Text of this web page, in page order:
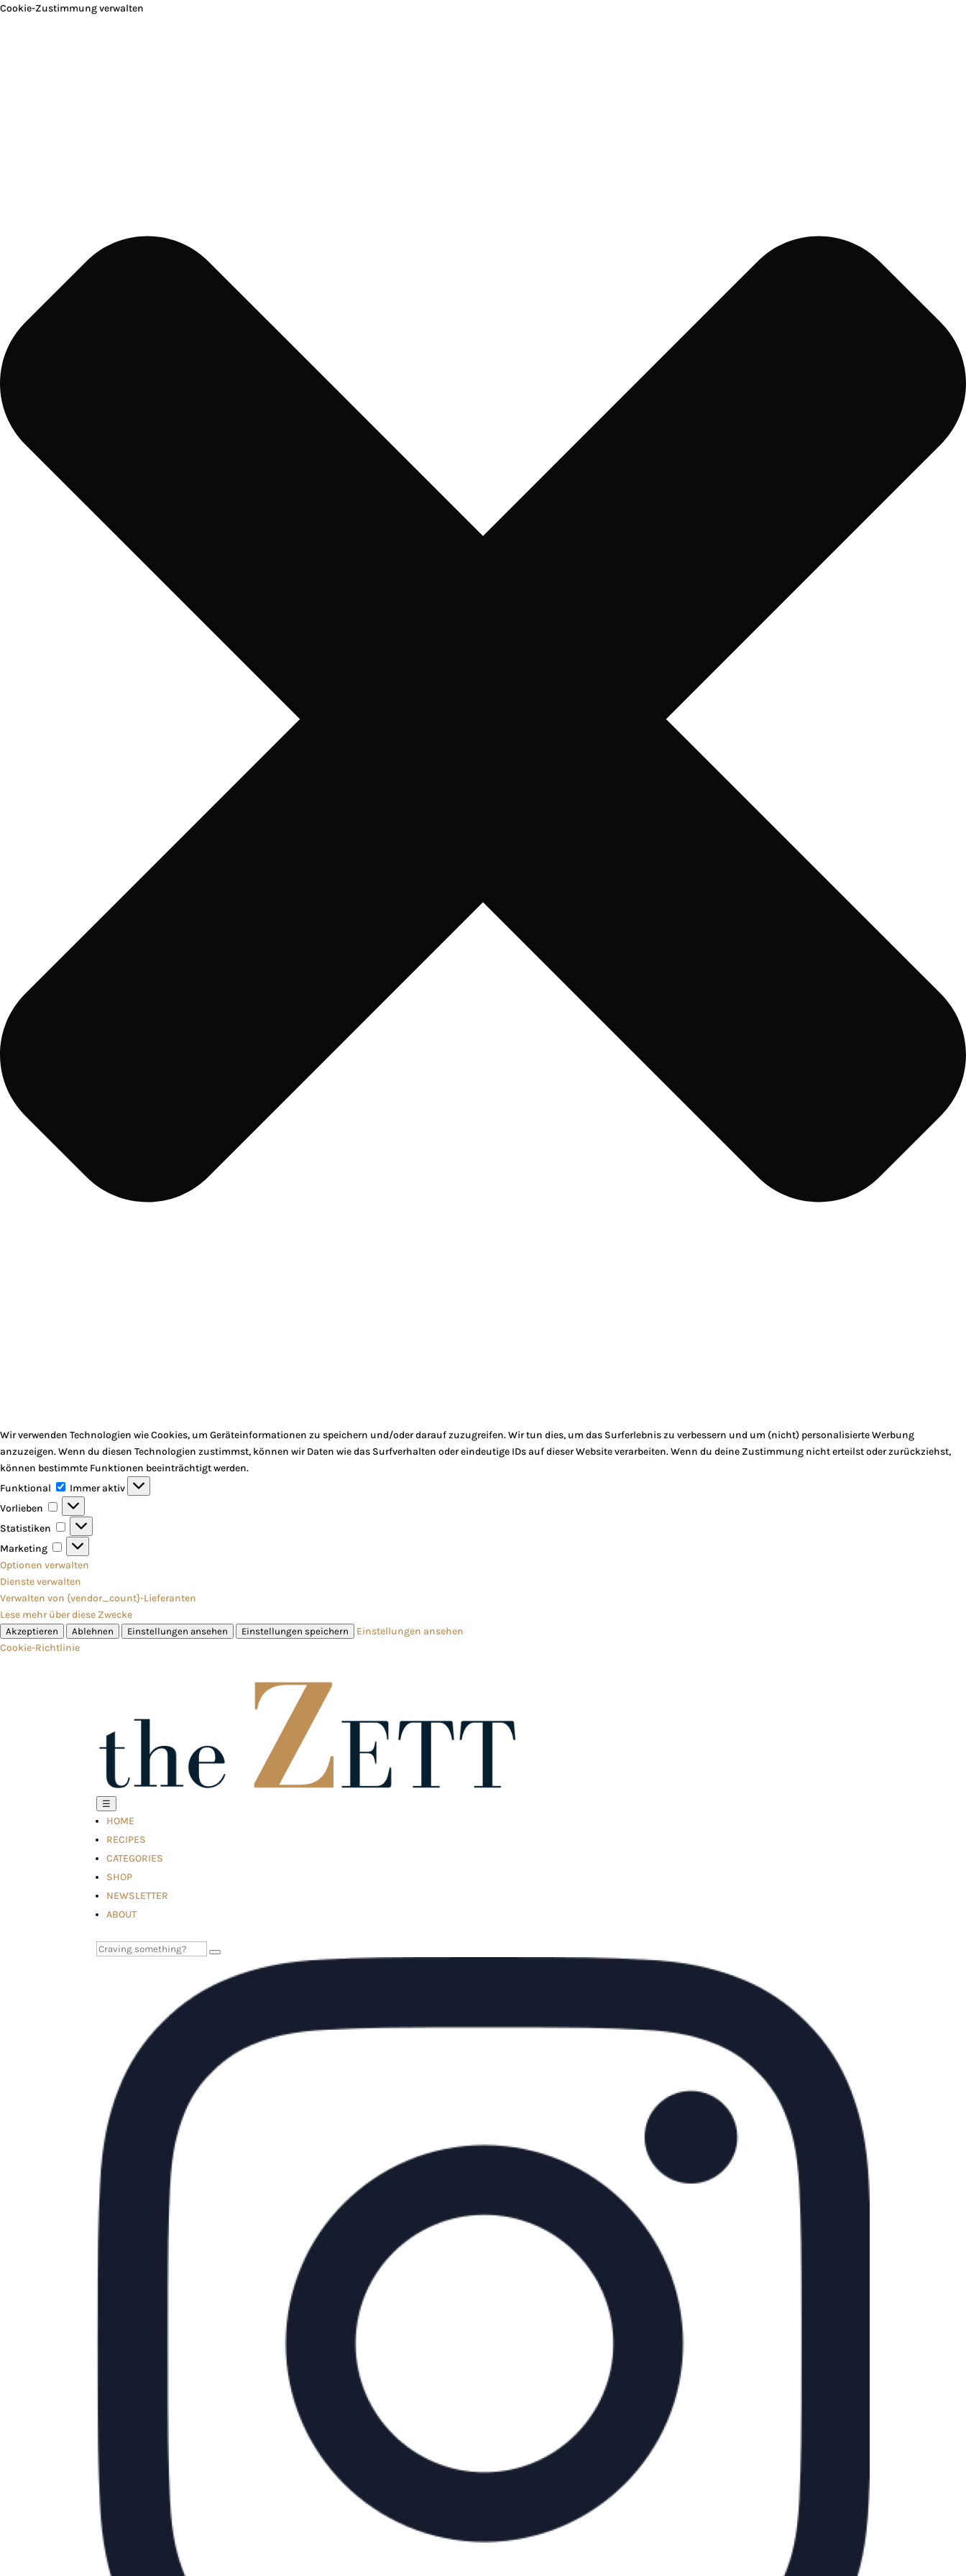
Cookie-Zustimmung verwalten
Wir verwenden Technologien wie Cookies, um Geräteinformationen zu speichern und/oder darauf zuzugreifen. Wir tun dies, um das Surferlebnis zu verbessern und um (nicht) personalisierte Werbung
anzuzeigen. Wenn du diesen Technologien zustimmst, können wir Daten wie das Surfverhalten oder eindeutige IDs auf dieser Website verarbeiten. Wenn du deine Zustimmung nicht erteilst oder zurückziehst,
können bestimmte Funktionen beeinträchtigt werden.
Funktional
Funktional
Immer aktiv
Vorlieben
Vorlieben
Statistiken
Statistiken
Marketing
Marketing
Optionen verwalten
Dienste verwalten
Verwalten von {vendor_count}-Lieferanten
Lese mehr über diese Zwecke
Akzeptieren Ablehnen Einstellungen ansehen Einstellungen speichern
Einstellungen ansehen
Cookie-Richtlinie
☰
HOME
RECIPES
CATEGORIES
SHOP
NEWSLETTER
ABOUT